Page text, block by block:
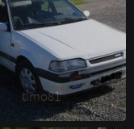
timo81